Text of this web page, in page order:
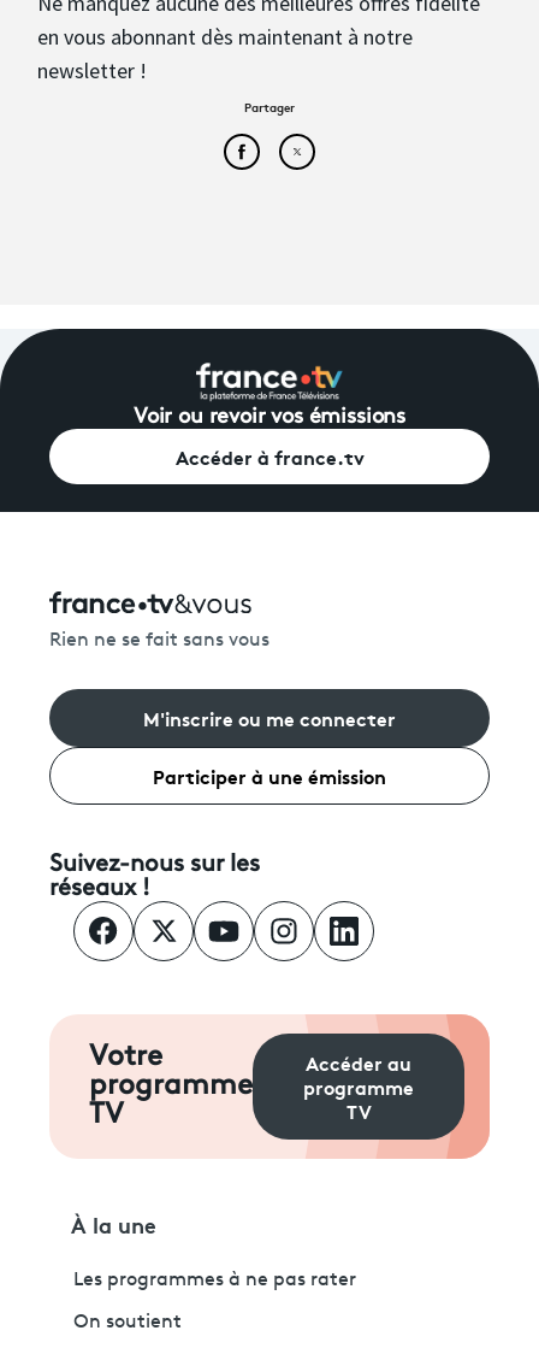
en vous abonnant dès maintenant à notre
newsletter !
Partager
Partager cet article sur
Partager cet article sur
Voir ou revoir vos émissions
Accéder à france.tv
Rien ne se fait sans vous
M'inscrire ou me connecter
Participer à une émission
Suivez-nous sur les
réseaux !
Votre
programme
TV
Accéder au
programme
TV
À la une
Les programmes à ne pas rater
On soutient